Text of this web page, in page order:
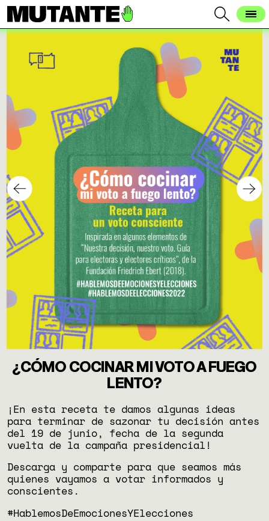
¿CÓMO COCINAR MI VOTO A FUEGO
LENTO?
¡En esta receta te damos algunas ideas
para terminar de sazonar tu decisión antes
del 19 de junio, fecha de la segunda
vuelta de la campaña presidencial!
Descarga y comparte para que seamos más
quienes vayamos a votar informados y
conscientes.
#HablemosDeEmocionesYElecciones